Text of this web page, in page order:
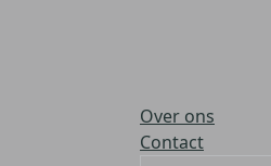
Over ons
Contact